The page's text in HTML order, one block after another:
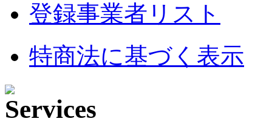
登録事業者リスト
特商法に基づく表示